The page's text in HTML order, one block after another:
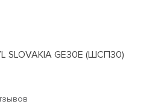
SLOVAKIA GE30E (ШСП30)